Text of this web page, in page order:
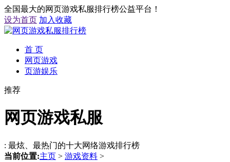
全国最大的网页游戏私服排行榜公益平台！
设为首页 加入收藏
首 页
网页游戏
页游娱乐
推荐
网页游戏私服
: 最炫、最热门的十大网络游戏排行榜
当前位置:主页 > 游戏资料 >